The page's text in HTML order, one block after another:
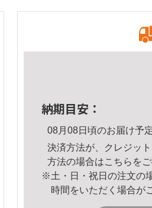
納期目安：
08月08日頃のお届け予定
決済方法が、クレジッ
方法の場合はこちら を
※土・日・祝日の注文の
時間をいただく場合が